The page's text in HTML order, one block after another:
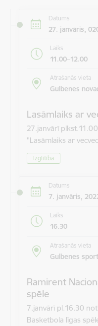
Datums
27. janvāris,
Laiks
11.00–12.00
Atrašanās vieta
Gulbenes
Lasāmlaiks ar
27.janvārī
"Lasāmlaiks ar
Izglītība
Datums
7. janvāris,
Laiks
16.30
Atrašanās vieta
Gulbenes
Ramirent
spēle
7.janvārī pl.16.30
Basketbola līgas